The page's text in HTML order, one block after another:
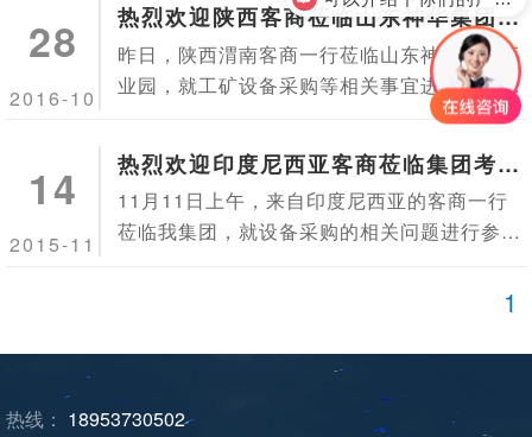
28
2016-10
热烈欢迎陕西客商莅临山东神华集团考
察采购
昨日，陕西渭南客商一行莅临山东神华集团工
业园，就工矿设备采购等相关事宜进行参观考
察，神华集团电子商务公司副总经理徐续热情
接待了来访客商一行。
14
2015-11
热烈欢迎印度尼西亚客商莅临集团考察
采购
11月11日上午，来自印度尼西亚的客商一行
莅临我集团，就设备采购的相关问题进行参观
电商一公司经理李鹏等领导陪同接待，并对客
1
热线： 18953730502